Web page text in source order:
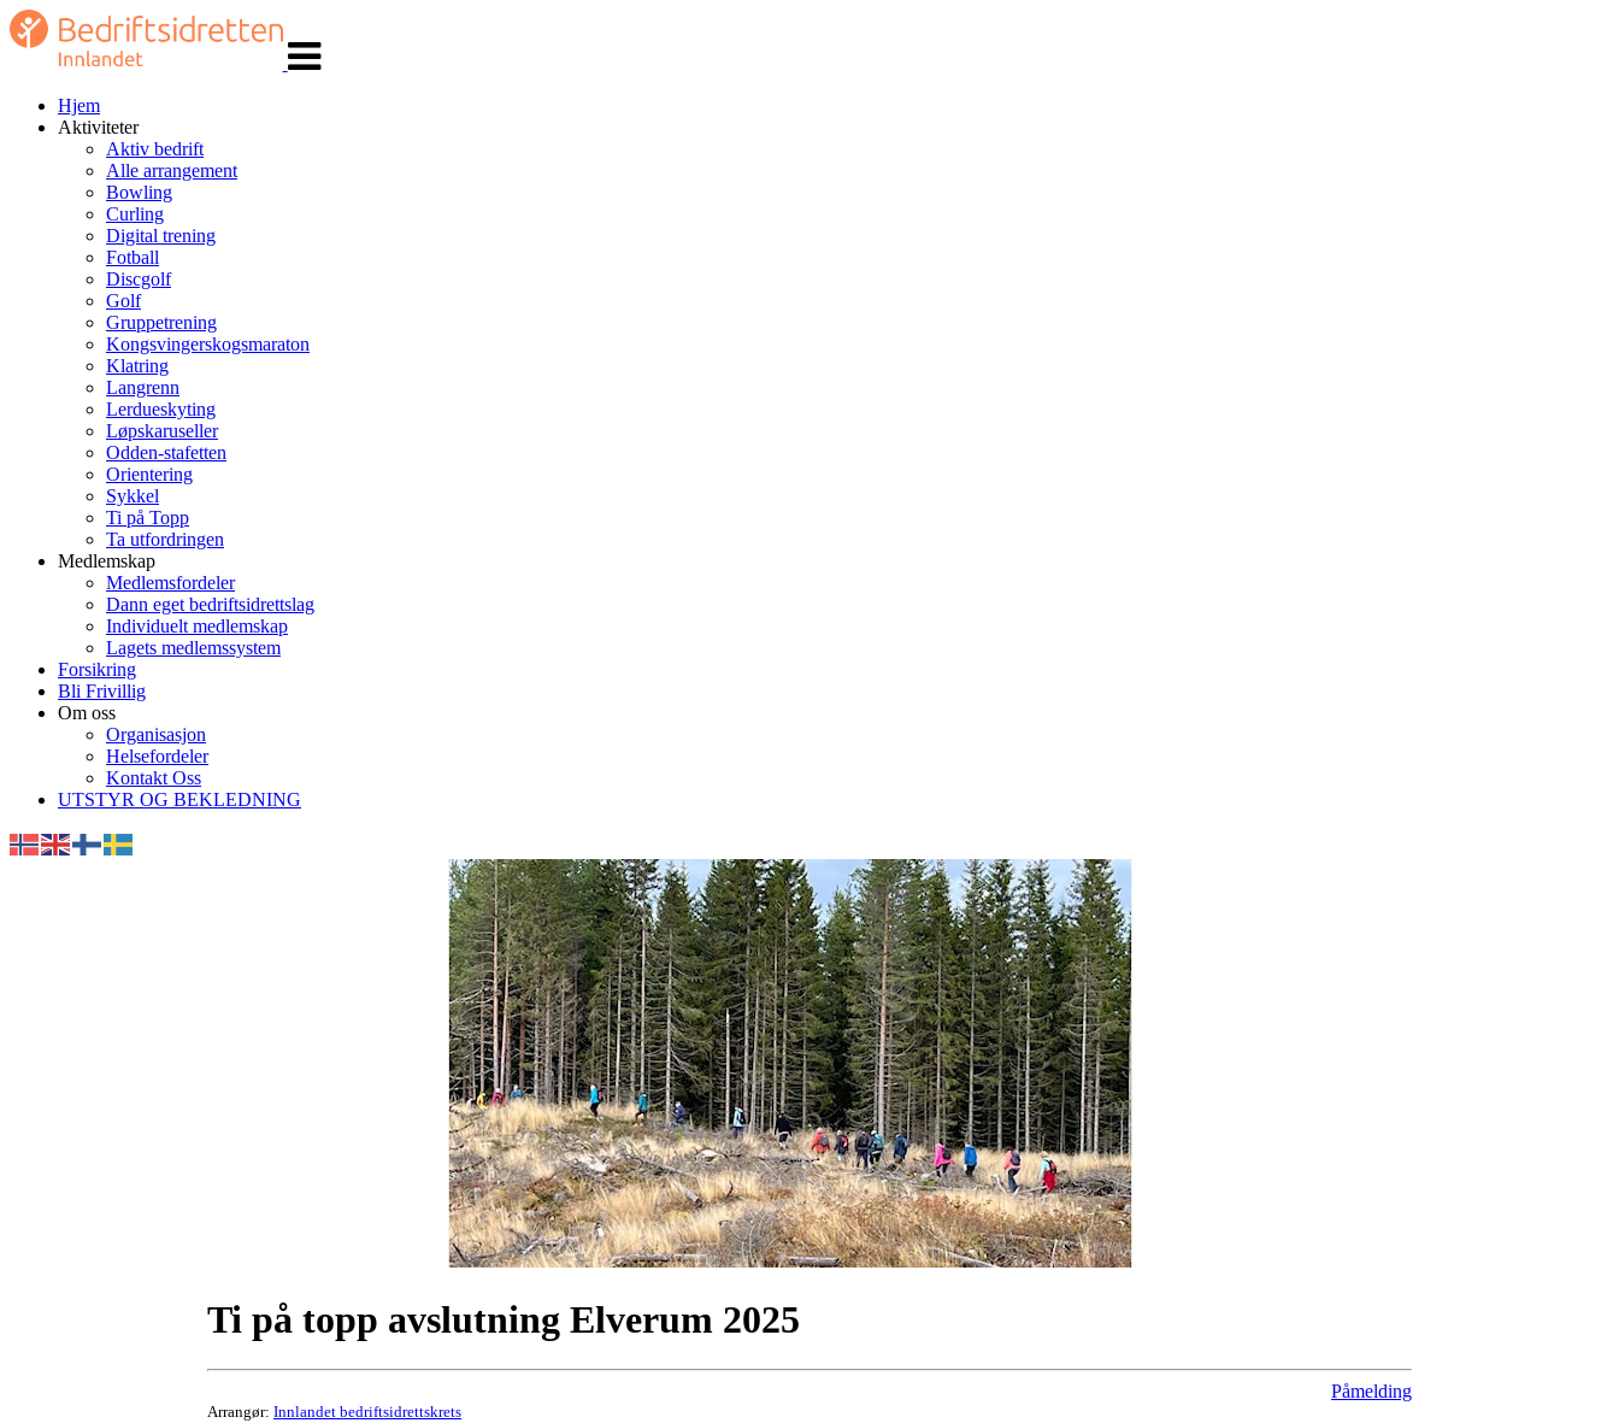
navigasjon
Hjem
Aktiviteter
Aktiv bedrift
Alle arrangement
Bowling
Curling
Digital trening
Fotball
Discgolf
Golf
Gruppetrening
Kongsvingerskogsmaraton
Klatring
Langrenn
Lerdueskyting
Løpskaruseller
Odden-stafetten
Orientering
Sykkel
Ti på Topp
Ta utfordringen
Medlemskap
Medlemsfordeler
Dann eget bedriftsidrettslag
Individuelt medlemskap
Lagets medlemssystem
Forsikring
Bli Frivillig
Om oss
Organisasjon
Helsefordeler
Kontakt Oss
UTSTYR OG BEKLEDNING
Ti på topp avslutning Elverum 2025
Arrangør: Innlandet bedriftsidrettskrets
Påmelding